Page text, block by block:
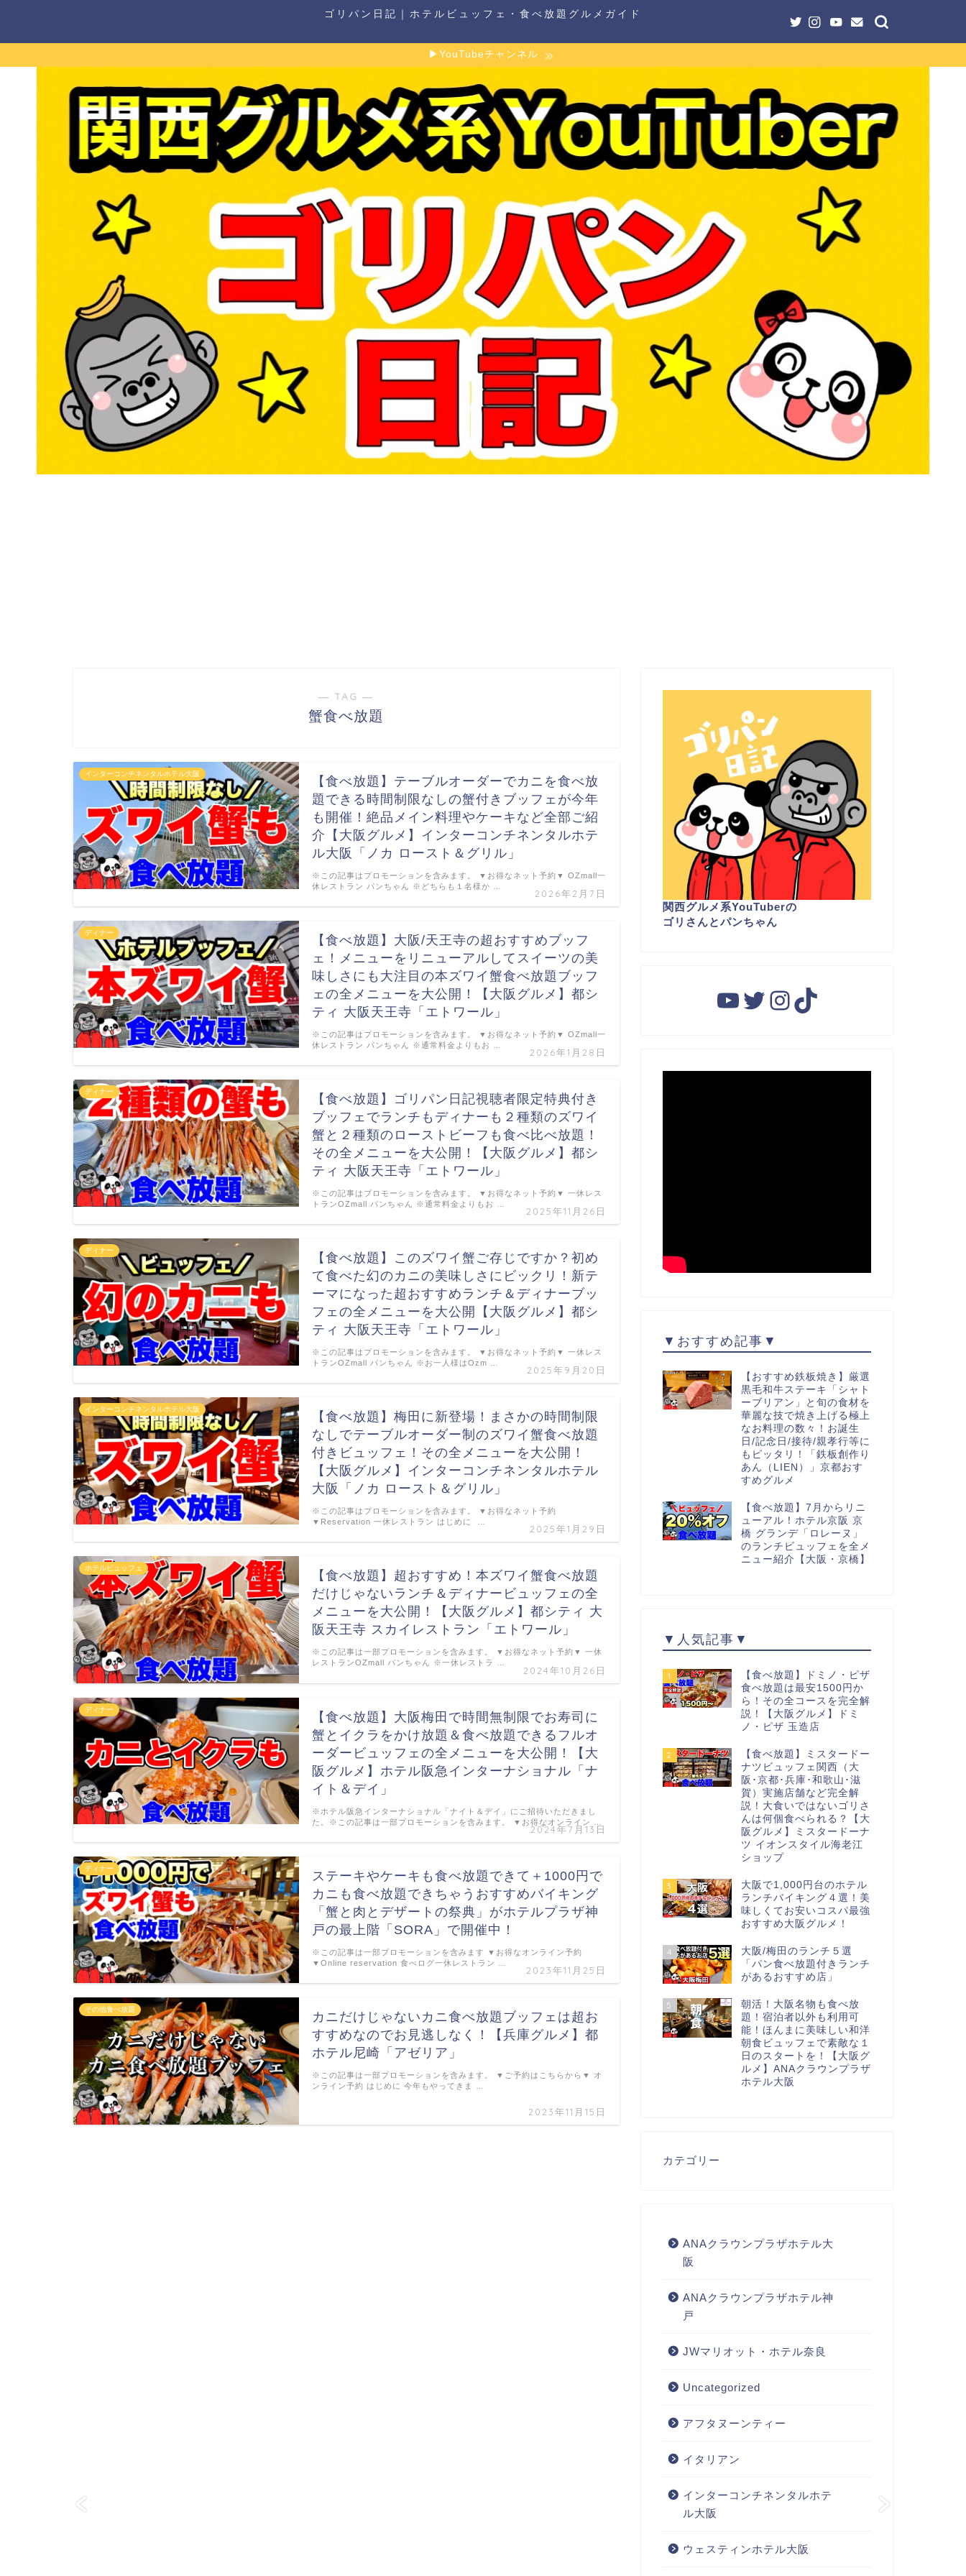
ゴリパン日記｜ホテルビュッフェ・食べ放題グルメガイド
▶YouTubeチャンネル
― TAG ―
蟹食べ放題
インターコンチネンタルホテル大阪
【食べ放題】テーブルオーダーでカニを食べ放
題できる時間制限なしの蟹付きブッフェが今年
も開催！絶品メイン料理やケーキなど全部ご紹
介【大阪グルメ】インターコンチネンタルホテ
ル大阪「ノカ ロースト＆グリル」
2026年2月7日
※この記事はプロモーションを含みます。 ▼お得なネット予約▼ OZmall一
休レストラン パンちゃん ※どちらも１名様か …
ディナー
【食べ放題】大阪/天王寺の超おすすめブッフ
ェ！メニューをリニューアルしてスイーツの美
味しさにも大注目の本ズワイ蟹食べ放題ブッフ
ェの全メニューを大公開！【大阪グルメ】都シ
ティ 大阪天王寺「エトワール」
2026年1月28日
※この記事はプロモーションを含みます。 ▼お得なネット予約▼ OZmall一
休レストラン パンちゃん ※通常料金よりもお …
ディナー
【食べ放題】ゴリパン日記視聴者限定特典付き
ブッフェでランチもディナーも２種類のズワイ
蟹と２種類のローストビーフも食べ比べ放題！
その全メニューを大公開！【大阪グルメ】都シ
ティ 大阪天王寺「エトワール」
2025年11月26日
※この記事はプロモーションを含みます。 ▼お得なネット予約▼ 一休レス
トランOZmall パンちゃん ※通常料金よりもお …
ディナー
【食べ放題】このズワイ蟹ご存じですか？初め
て食べた幻のカニの美味しさにビックリ！新テ
ーマになった超おすすめランチ＆ディナーブッ
フェの全メニューを大公開【大阪グルメ】都シ
ティ 大阪天王寺「エトワール」
2025年9月20日
※この記事はプロモーションを含みます。 ▼お得なネット予約▼ 一休レス
トランOZmall パンちゃん ※お一人様はOzm …
インターコンチネンタルホテル大阪
【食べ放題】梅田に新登場！まさかの時間制限
なしでテーブルオーダー制のズワイ蟹食べ放題
付きビュッフェ！その全メニューを大公開！
【大阪グルメ】インターコンチネンタルホテル
大阪「ノカ ロースト＆グリル」
2025年1月29日
※この記事はプロモーションを含みます。 ▼お得なネット予約
▼Reservation 一休レストラン はじめに …
ホテルビュッフェ
【食べ放題】超おすすめ！本ズワイ蟹食べ放題
だけじゃないランチ＆ディナービュッフェの全
メニューを大公開！【大阪グルメ】都シティ 大
阪天王寺 スカイレストラン「エトワール」
2024年10月26日
※この記事は一部プロモーションを含みます。 ▼お得なネット予約▼ 一休
レストランOZmall パンちゃん ※一休レストラ …
ディナー
【食べ放題】大阪梅田で時間無制限でお寿司に
蟹とイクラをかけ放題＆食べ放題できるフルオ
ーダービュッフェの全メニューを大公開！【大
阪グルメ】ホテル阪急インターナショナル「ナ
イト＆デイ」
2024年7月13日
※ホテル阪急インターナショナル「ナイト＆デイ」にご招待いただきまし
た。※この記事は一部プロモーションを含みます。 ▼お得なオンライン …
ディナー
ステーキやケーキも食べ放題できて＋1000円で
カニも食べ放題できちゃうおすすめバイキング
「蟹と肉とデザートの祭典」がホテルプラザ神
戸の最上階「SORA」で開催中！
2023年11月25日
※この記事は一部プロモーションを含みます ▼お得なオンライン予約
▼Online reservation 食べログ一休レストラン …
その他食べ放題
カニだけじゃないカニ食べ放題ブッフェは超お
すすめなのでお見逃しなく！【兵庫グルメ】都
ホテル尼崎「アゼリア」
2023年11月15日
※この記事は一部プロモーションを含みます。 ▼ご予約はこちらから▼ オ
ンライン予約 はじめに 今年もやってきま …
関西グルメ系YouTuberの
ゴリさんとパンちゃん
▼おすすめ記事▼
【おすすめ鉄板焼き】厳選
黒毛和牛ステーキ「シャト
ーブリアン」と旬の食材を
華麗な技で焼き上げる極上
なお料理の数々！お誕生
日/記念日/接待/親孝行等に
もピッタリ！「鉄板創作り
あん（LIEN）」京都おす
すめグルメ
【食べ放題】7月からリニ
ューアル！ホテル京阪 京
橋 グランデ「ロレーヌ」
のランチビュッフェを全メ
ニュー紹介【大阪・京橋】
▼人気記事▼
1
【食べ放題】ドミノ・ピザ
食べ放題は最安1500円か
ら！その全コースを完全解
説！【大阪グルメ】ドミ
ノ・ピザ 玉造店
2
【食べ放題】ミスタードー
ナツビュッフェ関西（大
阪･京都･兵庫･和歌山･滋
賀）実施店舗など完全解
説！大食いではないゴリさ
んは何個食べられる？【大
阪グルメ】ミスタードーナ
ツ イオンスタイル海老江
ショップ
3
大阪で1,000円台のホテル
ランチバイキング４選！美
味しくてお安いコスパ最強
おすすめ大阪グルメ！
4
大阪/梅田のランチ５選
「パン食べ放題付きランチ
があるおすすめ店」
5
朝活！大阪名物も食べ放
題！宿泊者以外も利用可
能！ほんまに美味しい和洋
朝食ビュッフェで素敵な１
日のスタートを！【大阪グ
ルメ】ANAクラウンプラザ
ホテル大阪
カテゴリー
ANAクラウンプラザホテル大
阪
ANAクラウンプラザホテル神
戸
JWマリオット・ホテル奈良
Uncategorized
アフタヌーンティー
イタリアン
インターコンチネンタルホテ
ル大阪
ウェスティンホテル大阪